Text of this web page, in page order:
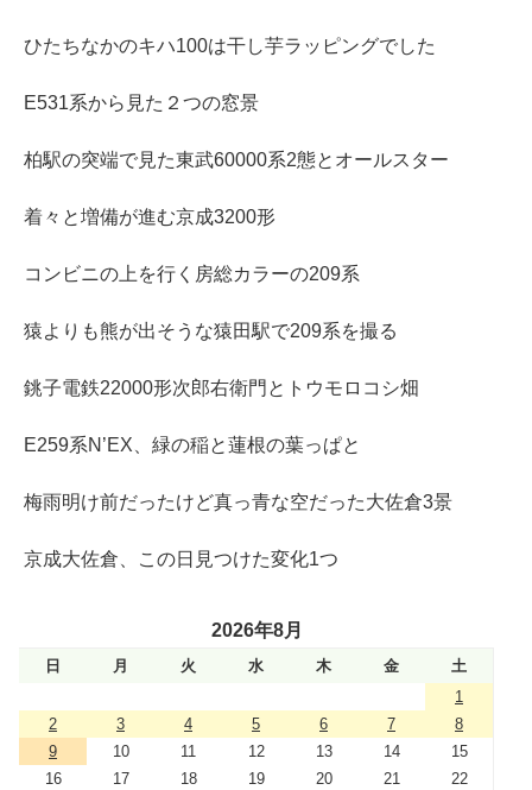
ひたちなかのキハ100は干し芋ラッピングでした
E531系から見た２つの窓景
柏駅の突端で見た東武60000系2態とオールスター
着々と増備が進む京成3200形
コンビニの上を行く房総カラーの209系
猿よりも熊が出そうな猿田駅で209系を撮る
銚子電鉄22000形次郎右衛門とトウモロコシ畑
E259系N’EX、緑の稲と蓮根の葉っぱと
梅雨明け前だったけど真っ青な空だった大佐倉3景
京成大佐倉、この日見つけた変化1つ
2026年8月
日 月 火 水 木 金
土
1
2
3 4 5 6 7
8
9
10 11 12 13 14
15
16
17 18 19 20 21
22